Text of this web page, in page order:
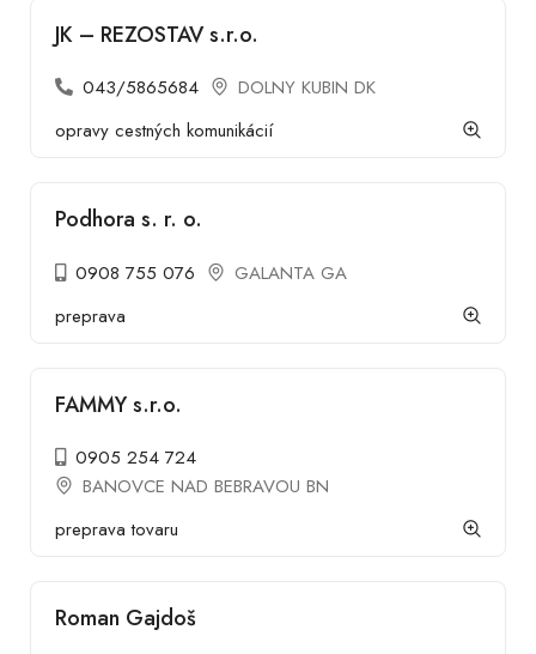
JK – REZOSTAV s.r.o.
043/5865684
DOLNY KUBIN DK
opravy cestných komunikácií
Podhora s. r. o.
0908 755 076
GALANTA GA
preprava
FAMMY s.r.o.
0905 254 724
BANOVCE NAD BEBRAVOU BN
preprava tovaru
Roman Gajdoš